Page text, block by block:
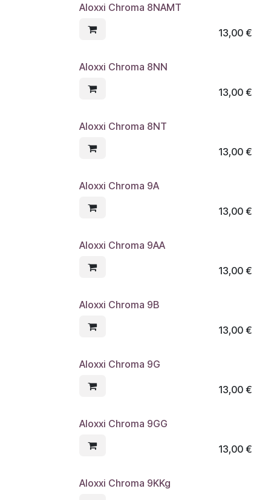
Aloxxi Chroma 8NAMT
13,00€
Aloxxi Chroma 8NN
13,00€
Aloxxi Chroma 8NT
13,00€
Aloxxi Chroma 9A
13,00€
Aloxxi Chroma 9AA
13,00€
Aloxxi Chroma 9B
13,00€
Aloxxi Chroma 9G
13,00€
Aloxxi Chroma 9GG
13,00€
Aloxxi Chroma 9KKg